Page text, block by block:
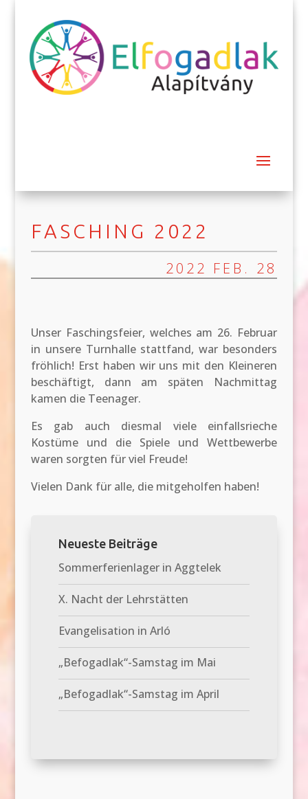
FASCHING 2022
2022 FEB. 28
Unser Faschingsfeier, welches am 26. Februar
in unsere Turnhalle stattfand, war besonders
fröhlich! Erst haben wir uns mit den Kleineren
beschäftigt, dann am späten Nachmittag
kamen die Teenager.
Es gab auch diesmal viele einfallsrieche
Kostüme und die Spiele und Wettbewerbe
waren sorgten für viel Freude!
Vielen Dank für alle, die mitgeholfen haben!
Neueste Beiträge
Sommerferienlager in Aggtelek
X. Nacht der Lehrstätten
Evangelisation in Arló
„Befogadlak“-Samstag im Mai
„Befogadlak“-Samstag im April